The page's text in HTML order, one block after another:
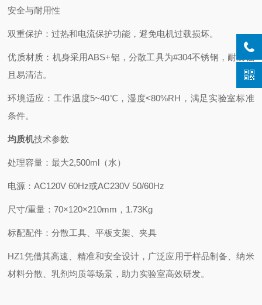
安全与耐用性
双重保护：过热和电流保护功能，避免电机过载损坏。
优质材质：机身采用ABS+铝，分散工具为#304不锈钢，耐腐蚀
且易清洁。
环境适应：工作温度5~40℃，湿度<80%RH，满足实验室标准
条件。
均质机技术参数
处理容量：最大2,500ml（水）
电源：AC120V 60Hz或AC230V 50/60Hz
尺寸/重量：70×120×210mm，1.73Kg
标配配件：分散工具、平板支架、夹具
HZ1凭借其高速、精准和安全设计，广泛应用于样品制备、纳米
材料分散、乳剂均质等场景，助力实验室高效研发。